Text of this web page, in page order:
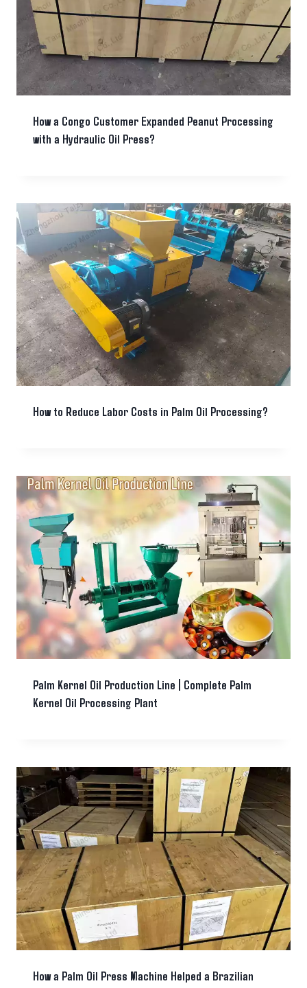
How a Congo Customer Expanded Peanut Processing
with a Hydraulic Oil Press?
How to Reduce Labor Costs in Palm Oil Processing?
Palm Kernel Oil Production Line | Complete Palm
Kernel Oil Processing Plant
How a Palm Oil Press Machine Helped a Brazilian